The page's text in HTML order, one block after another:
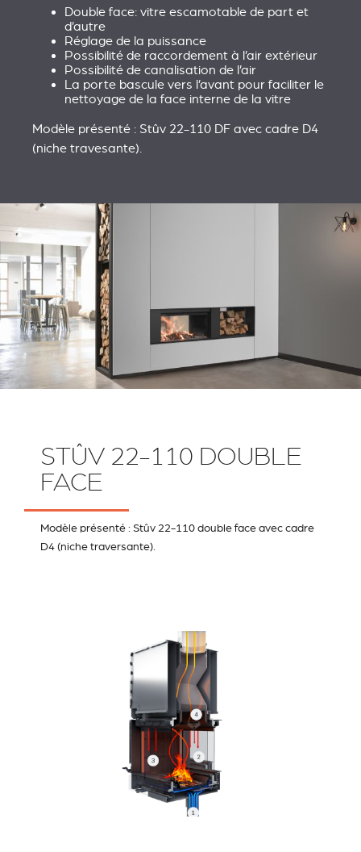
Double face: vitre escamotable de part et
d’autre
Réglage de la puissance
Possibilité de raccordement à l’air extérieur
Possibilité de canalisation de l’air
La porte bascule vers l’avant pour faciliter le
nettoyage de la face interne de la vitre
Modèle présenté : Stûv 22-110 DF avec cadre D4
(niche travesante).
STÛV 22-110 DOUBLE
FACE
Modèle présenté : Stûv 22-110 double face avec cadre
D4 (niche traversante).